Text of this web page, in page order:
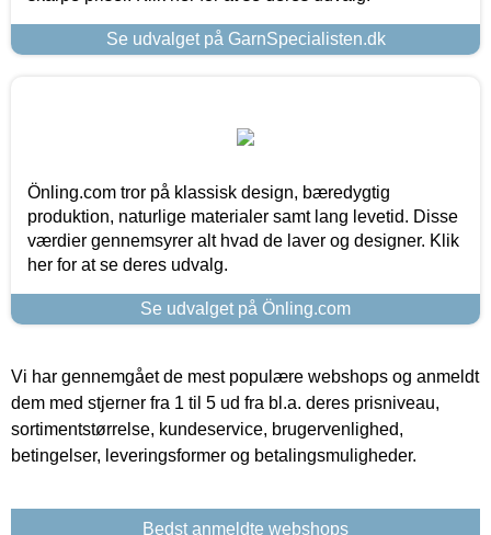
Se udvalget på GarnSpecialisten.dk
Önling.com tror på klassisk design, bæredygtig
produktion, naturlige materialer samt lang levetid. Disse
værdier gennemsyrer alt hvad de laver og designer. Klik
her for at se deres udvalg.
Se udvalget på Önling.com
Vi har gennemgået de mest populære webshops og anmeldt
dem med stjerner fra 1 til 5 ud fra bl.a. deres prisniveau,
sortimentstørrelse, kundeservice, brugervenlighed,
betingelser, leveringsformer og betalingsmuligheder.
Bedst anmeldte webshops